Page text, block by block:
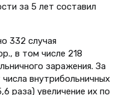
за 5 лет составил
332 случая
в том числе 218
заражения. За
внутрибольничных
раза) увеличение их по